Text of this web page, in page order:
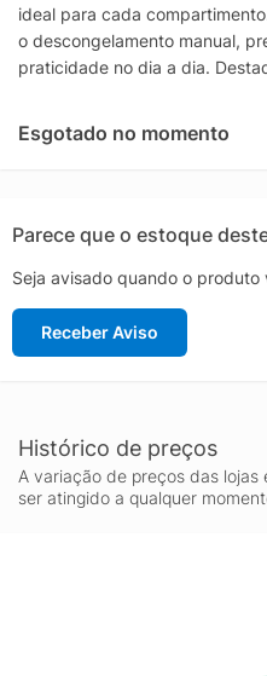
ideal para cada
o descongelamento manual,
praticidade no dia a dia.
prolonga a conservação de
mantendo o frescor e a
O amplo espaço interno de
alimentos e bebidas para toda
portas duplex otimizam o uso
Silenciosa, econômica e
combina tecnologia,
experiência superior em
Esgotado no momento
Parece que o estoque
Seja avisado quando o produto
Receber Aviso
Histórico de preços
A variação de preços das
ser atingido a qualquer